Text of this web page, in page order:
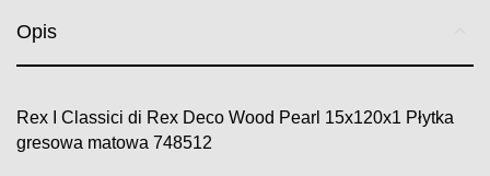
Opis
Rex I Classici di Rex Deco Wood Pearl 15x120x1 Płytka
gresowa matowa 748512